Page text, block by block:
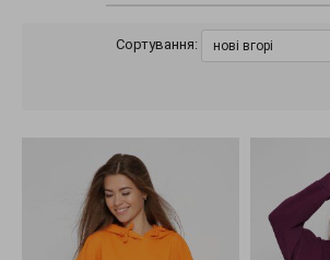
Сортування: нові вгорі